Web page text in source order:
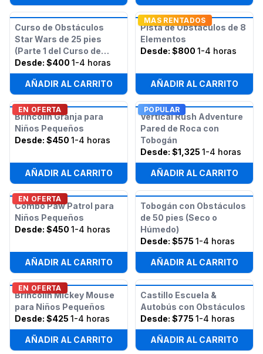
Curso de Obstáculos
Star Wars de 25 pies
(Parte 1 del Curso de
Obstáculos Star Wars de
50 pies)
Desde: $400 1-4 horas
AÑADIR AL CARRITO
MAS RENTADOS
Pista de Obstáculos de 8
Elementos
Desde: $800 1-4 horas
AÑADIR AL CARRITO
EN OFERTA
Brincolín Granja para
Niños Pequeños
Desde: $450 1-4 horas
AÑADIR AL CARRITO
POPULAR
Vertical Rush Adventure
Pared de Roca con
Tobogán
Desde: $1,325 1-4 horas
AÑADIR AL CARRITO
EN OFERTA
Combo Paw Patrol para
Niños Pequeños
Desde: $450 1-4 horas
AÑADIR AL CARRITO
Tobogán con Obstáculos
de 50 pies (Seco o
Húmedo)
Desde: $575 1-4 horas
AÑADIR AL CARRITO
EN OFERTA
Brincolín Mickey Mouse
para Niños Pequeños
Desde: $425 1-4 horas
AÑADIR AL CARRITO
Castillo Escuela &
Autobús con Obstáculos
Desde: $775 1-4 horas
AÑADIR AL CARRITO